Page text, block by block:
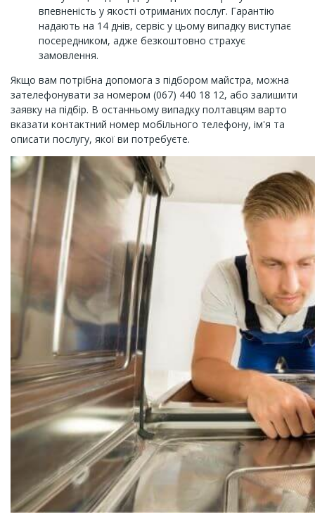
впевненість у якості отриманих послуг. Гарантію
надають на 14 днів, сервіс у цьому випадку виступає
посередником, адже безкоштовно страхує
замовлення.
Якщо вам потрібна допомога з підбором майстра, можна
зателефонувати за номером (067) 440 18 12, або залишити
заявку на підбір. В останньому випадку полтавцям варто
вказати контактний номер мобільного телефону, ім'я та
описати послугу, якої ви потребуєте.